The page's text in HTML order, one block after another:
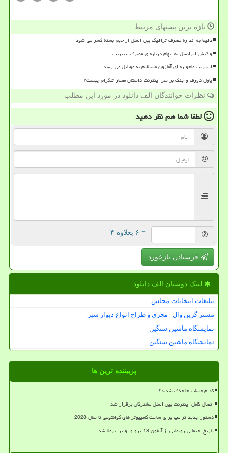
تازه ترین پستهای مرتبط
دقیقا به اندازه مصرف ترافیک بین الملل از حجم بسته کسر می شود
واکنش ایرانسل به ابهام درباره ی مصرف اینترنت
اینترنت ماهواره ای آمازون مستقیم به موبایل می رسد
پاول دورف و جنگ بر سر اینترنت داستان معمار تلگرام چیست؟
نظرات خوانندگان الف دانلود در مورد این مطلب
لطفا شما همنظر دهید
= ۶ بعلاوه ۴
فرستادن بازخورد
لینک دوستان الف دانلود
تبلیغات انتخابات مجلس
مستر گرین وال | مجری و طراح انواع دیوار سبز
نمایشگاه ماشین سنگین
نمایشگاه ماشین سنگین
پربیننده ترین ها
کدام حساب ها حذف شدند؟
اتصال کامل اینترنت بین الملل مشترکان برقرار شد
دستور جدید ترامپ برای ساخت کامپیوتر های کوانتومی تا سال 2028
تاریخ احتمالی رونمایی از آیفون 18 پرو و اولترا برملا شد